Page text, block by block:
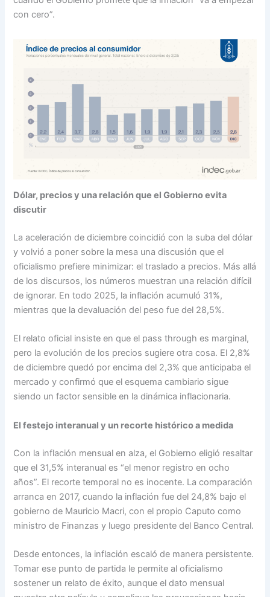
con cero”.
Dólar, precios y una relación que el Gobierno evita
discutir
La aceleración de diciembre coincidió con la suba del dólar
y volvió a poner sobre la mesa una discusión que el
oficialismo prefiere minimizar: el traslado a precios. Más allá
de los discursos, los números muestran una relación difícil
de ignorar. En todo 2025, la inflación acumuló 31%,
mientras que la devaluación del peso fue del 28,5%.
El relato oficial insiste en que el pass through es marginal,
pero la evolución de los precios sugiere otra cosa. El 2,8%
de diciembre quedó por encima del 2,3% que anticipaba el
mercado y confirmó que el esquema cambiario sigue
siendo un factor sensible en la dinámica inflacionaria.
El festejo interanual y un recorte histórico a medida
Con la inflación mensual en alza, el Gobierno eligió resaltar
que el 31,5% interanual es “el menor registro en ocho
años”. El recorte temporal no es inocente. La comparación
arranca en 2017, cuando la inflación fue del 24,8% bajo el
gobierno de Mauricio Macri, con el propio Caputo como
ministro de Finanzas y luego presidente del Banco Central.
Desde entonces, la inflación escaló de manera persistente.
Tomar ese punto de partida le permite al oficialismo
sostener un relato de éxito, aunque el dato mensual